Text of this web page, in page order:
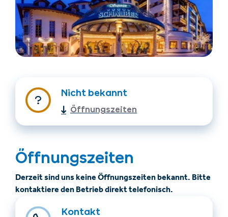
Unterkünfte finden
Ticket- &
Deutsch
+43/5476/6239
Nicht bekannt
Öffnungszeiten
Öffnungszeiten
Derzeit sind uns keine Öffnungszeiten bekannt. Bitte
kontaktiere den Betrieb direkt telefonisch.
Kontakt